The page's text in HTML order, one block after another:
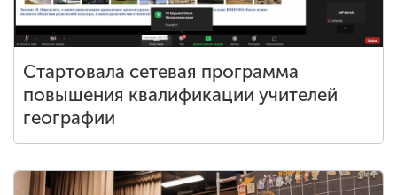
Стартовала сетевая программа
повышения квалификации учителей
географии